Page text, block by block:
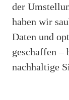
der
haben wir
Daten und
geschaffen –
nachhaltige